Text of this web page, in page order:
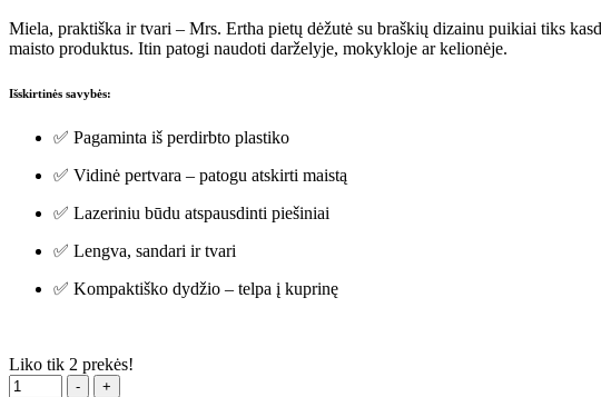
Miela, praktiška ir tvari – Mrs. Ertha pietų dėžutė su braškių dizainu puikiai tiks
maisto produktus. Itin patogi naudoti darželyje, mokykloje ar kelionėje.
Išskirtinės savybės:
✅ Pagaminta iš perdirbto plastiko
✅ Vidinė pertvara – patogu atskirti maistą
✅ Lazeriniu būdu atspausdinti piešiniai
✅ Lengva, sandari ir tvari
✅ Kompaktiško dydžio – telpa į kuprinę
Liko tik 2 prekės!
Kiekis
-
+